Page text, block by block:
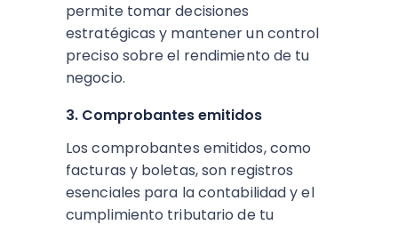
permite tomar decisiones
estratégicas y mantener un control
preciso sobre el rendimiento de tu
negocio.
3. Comprobantes emitidos
Los comprobantes emitidos, como
facturas y boletas, son registros
esenciales para la contabilidad y el
cumplimiento tributario de tu